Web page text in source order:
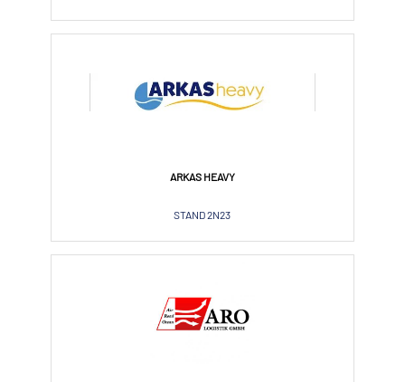
ARKAS HEAVY
STAND 2N23